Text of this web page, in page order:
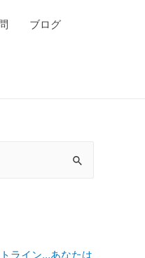
ブログ
ライン…あなたは